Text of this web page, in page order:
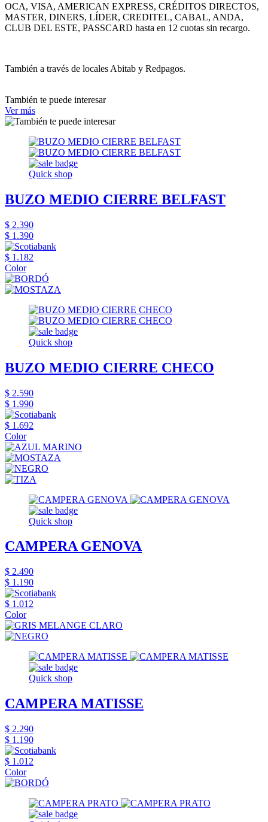
OCA, VISA, AMERICAN EXPRESS, CRÉDITOS DIRECTOS,
MASTER, DINERS, LÍDER, CREDITEL, CABAL, ANDA,
CLUB DEL ESTE, PASSCARD hasta en 12 cuotas sin recargo.
También a través de locales Abitab y Redpagos.
También te puede interesar
Ver más
Quick shop
BUZO MEDIO CIERRE BELFAST
$ 2.390
$ 1.390
$ 1.182
Color
Quick shop
BUZO MEDIO CIERRE CHECO
$ 2.590
$ 1.990
$ 1.692
Color
Quick shop
CAMPERA GENOVA
$ 2.490
$ 1.190
$ 1.012
Color
Quick shop
CAMPERA MATISSE
$ 2.290
$ 1.190
$ 1.012
Color